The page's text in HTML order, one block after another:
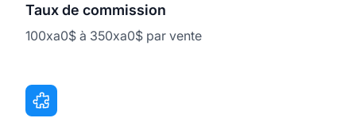
Taux de commission
100xa0$ à 350xa0$ par vente